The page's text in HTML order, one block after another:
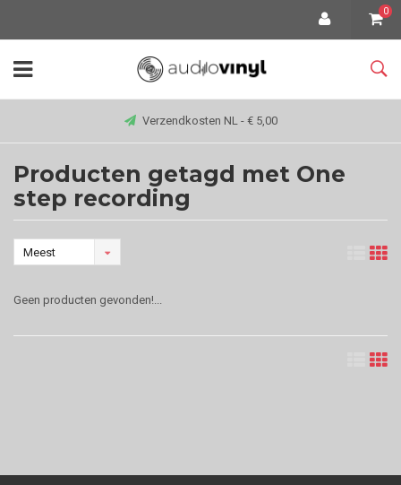
0
Verzendkosten NL - € 5,00
Producten getagd met One
step recording
Meest
Geen producten gevonden!...